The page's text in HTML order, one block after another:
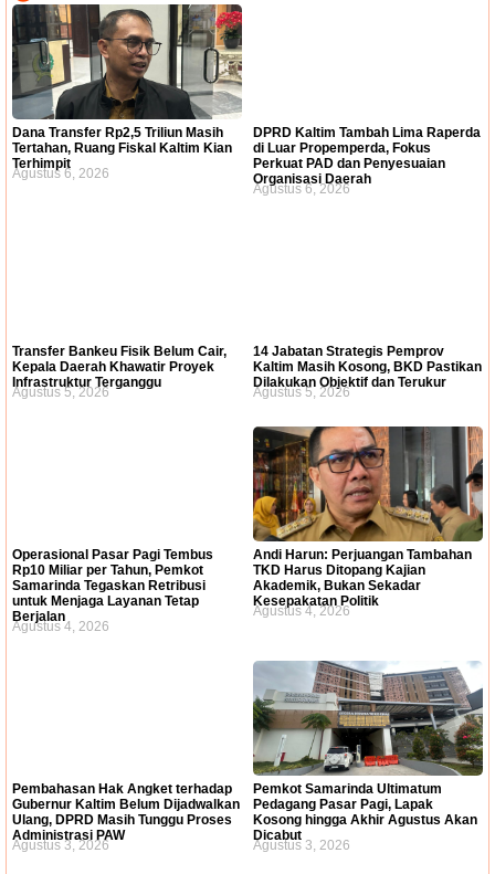
Dana Transfer Rp2,5 Triliun Masih
Tertahan, Ruang Fiskal Kaltim Kian
Terhimpit
Agustus 6, 2026
DPRD Kaltim Tambah Lima Raperda
di Luar Propemperda, Fokus
Perkuat PAD dan Penyesuaian
Organisasi Daerah
Agustus 6, 2026
Transfer Bankeu Fisik Belum Cair,
Kepala Daerah Khawatir Proyek
Infrastruktur Terganggu
Agustus 5, 2026
14 Jabatan Strategis Pemprov
Kaltim Masih Kosong, BKD Pastikan
Dilakukan Objektif dan Terukur
Agustus 5, 2026
Operasional Pasar Pagi Tembus
Rp10 Miliar per Tahun, Pemkot
Samarinda Tegaskan Retribusi
untuk Menjaga Layanan Tetap
Berjalan
Agustus 4, 2026
Andi Harun: Perjuangan Tambahan
TKD Harus Ditopang Kajian
Akademik, Bukan Sekadar
Kesepakatan Politik
Agustus 4, 2026
Pembahasan Hak Angket terhadap
Gubernur Kaltim Belum Dijadwalkan
Ulang, DPRD Masih Tunggu Proses
Administrasi PAW
Agustus 3, 2026
Pemkot Samarinda Ultimatum
Pedagang Pasar Pagi, Lapak
Kosong hingga Akhir Agustus Akan
Dicabut
Agustus 3, 2026